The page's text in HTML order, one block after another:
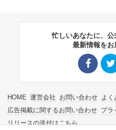
忙しいあなたに、
最新情報をお
ク
HOME 運営会社 お問い合わせ よく
広告掲載に関するお問い合わせ プラ
リリースの送付はこちら